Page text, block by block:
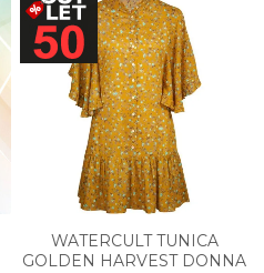
WATERCULT TUNICA
GOLDEN HARVEST DONNA